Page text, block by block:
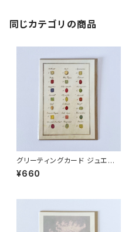
同じカテゴリの商品
グリーティングカード ジュエリ
ー
¥660